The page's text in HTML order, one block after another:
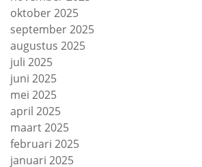
oktober 2025
september 2025
augustus 2025
juli 2025
juni 2025
mei 2025
april 2025
maart 2025
februari 2025
januari 2025